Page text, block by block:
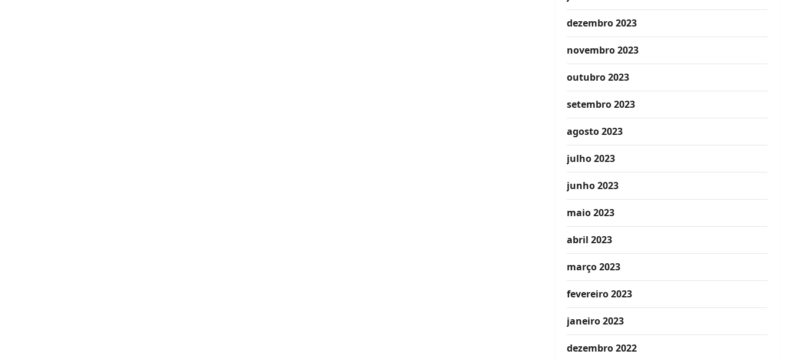
dezembro 2023
novembro 2023
outubro 2023
setembro 2023
agosto 2023
julho 2023
junho 2023
maio 2023
abril 2023
março 2023
fevereiro 2023
janeiro 2023
dezembro 2022